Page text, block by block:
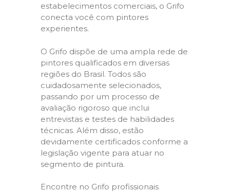
estabelecimentos comerciais, o Grifo
conecta você com pintores
experientes.
O Grifo dispõe de uma ampla rede de
pintores qualificados em diversas
regiões do Brasil. Todos são
cuidadosamente selecionados,
passando por um processo de
avaliação rigoroso que inclui
entrevistas e testes de habilidades
técnicas. Além disso, estão
devidamente certificados conforme a
legislação vigente para atuar no
segmento de pintura.
Encontre no Grifo profissionais